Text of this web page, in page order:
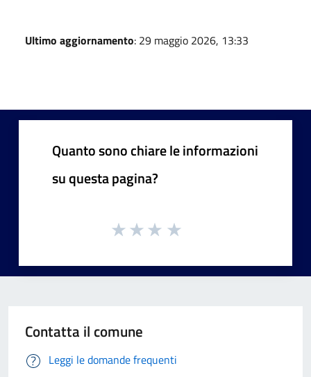
Ultimo aggiornamento: 29 maggio 2026, 13:33
Quanto sono chiare le informazioni
su questa pagina?
Contatta il comune
Leggi le domande frequenti